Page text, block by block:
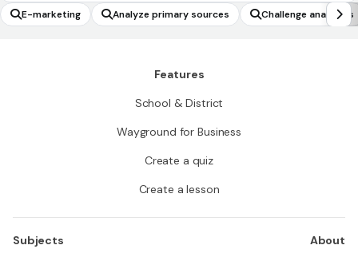
E-marketing Analyze primary sources Challenge analogies
Features
School & District
Wayground for Business
Create a quiz
Create a lesson
Subjects
About